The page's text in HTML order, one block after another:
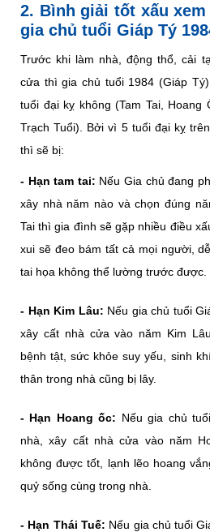
2. Bình giải tốt xấu
gia chủ tuổi Giáp Tý
Trước khi làm nhà, động thổ, cải
cửa thì gia chủ tuổi 1984 (Giáp
tuổi đại kỵ không (Tam Tai, Hoang
Trạch Tuổi). Bởi vì 5 tuổi đại kỵ
thì sẽ bị:
- Hạn tam tai: Nếu Gia chủ đang
xây nhà năm nào và chọn đúng
Tai thì gia đình sẽ gặp nhiều điều
xui sẽ đeo bám tất cả mọi người,
tai họa không thể lường trước được.
- Hạn Kim Lâu: Nếu gia chủ tuổi
xây cất nhà cửa vào năm Kim
bệnh tật, sức khỏe suy yếu, sinh
thân trong nhà cũng bị lây.
- Hạn Hoang ốc: Nếu gia chủ
nhà, xây cất nhà cửa vào năm
không được tốt, lạnh lẽo hoang
quỷ sống cùng trong nhà.
- Hạn Thái Tuế: Nếu gia chủ tuổi